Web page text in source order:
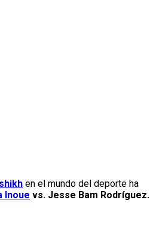
en el mundo del deporte ha
Inoue vs. Jesse Bam Rodríguez.